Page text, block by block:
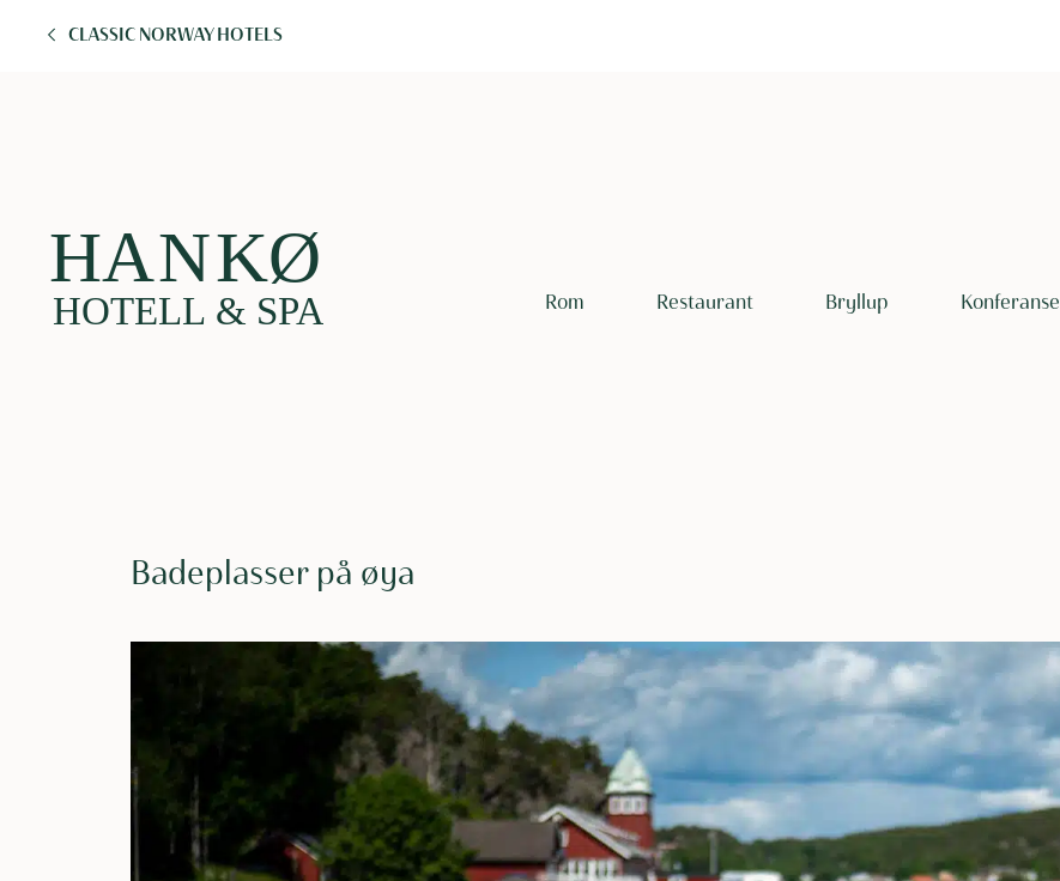
CLASSIC NORWAY HOTELS
Rom Restaurant Bryllup Konferanse
Badeplasser på øya